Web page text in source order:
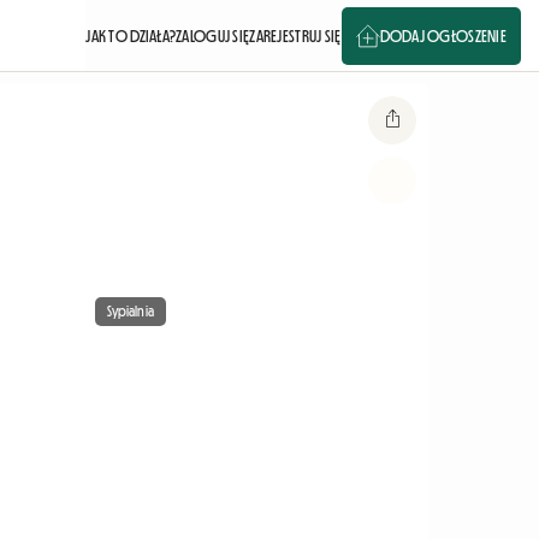
JAK TO DZIAŁA?ZALOGUJ SIĘZAREJESTRUJ SIĘ DODAJ OGŁOSZENIE
Sypialnia